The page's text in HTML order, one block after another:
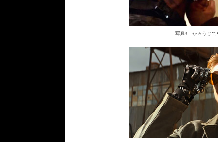
写真3 かろうじて